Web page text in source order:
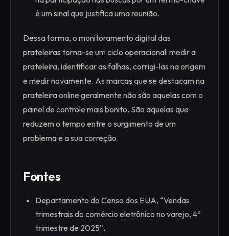
é um sinal que justifica uma reunião.
Dessa forma, o monitoramento digital das
prateleiras torna-se um ciclo operacional: medir a
prateleira, identificar as falhas, corrigi-las na origem
e medir novamente. As marcas que se destacam na
prateleira online geralmente não são aquelas com o
painel de controle mais bonito. São aquelas que
reduzem o tempo entre o surgimento de um
problema e a sua correção.
Fontes
Departamento do Censo dos EUA, “Vendas
trimestrais do comércio eletrônico no varejo, 4º
trimestre de 2025”.